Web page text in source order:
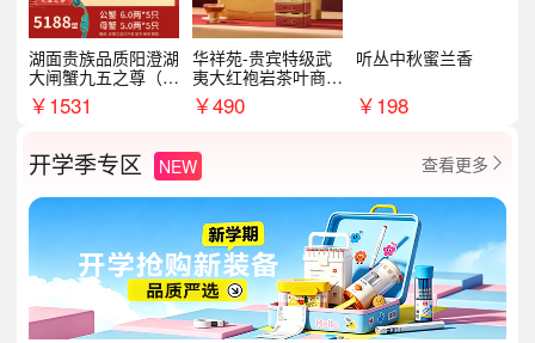
湖面贵族品质阳澄湖
大闸蟹九五之尊（卡
券）5188型
￥1531
华祥苑-贵宾特级武
夷大红袍岩茶叶商务
礼盒中秋节送长辈1
00g
￥490
听丛中秋蜜兰香
￥198
开学季专区 NEW 查看更多 